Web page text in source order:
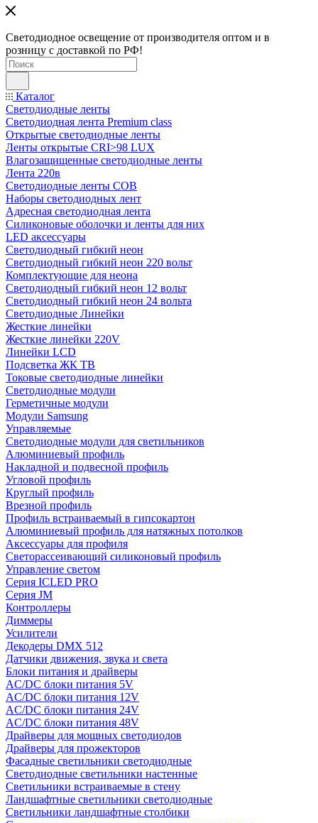
Светодиодное освещение от производителя оптом и в
розницу с доставкой по РФ!
Каталог
Светодиодные ленты
Светодиодная лента Premium class
Открытые светодиодные ленты
Ленты открытые CRI>98 LUX
Влагозащищенные светодиодные ленты
Лента 220в
Светодиодные ленты COB
Наборы светодиодных лент
Адресная светодиодная лента
Силиконовые оболочки и ленты для них
LED аксессуары
Светодиодный гибкий неон
Светодиодный гибкий неон 220 вольт
Комплектующие для неона
Светодиодный гибкий неон 12 вольт
Светодиодный гибкий неон 24 вольта
Светодиодные Линейки
Жесткие линейки
Жесткие линейки 220V
Линейки LCD
Подсветка ЖК ТВ
Токовые светодиодные линейки
Светодиодные модули
Герметичные модули
Модули Samsung
Управляемые
Светодиодные модули для светильников
Алюминиевый профиль
Накладной и подвесной профиль
Угловой профиль
Круглый профиль
Врезной профиль
Профиль встраиваемый в гипсокартон
Алюминиевый профиль для натяжных потолков
Аксессуары для профиля
Светорассеивающий силиконовый профиль
Управление светом
Серия ICLED PRO
Серия JM
Контроллеры
Диммеры
Усилители
Декодеры DMX 512
Датчики движения, звука и света
Блоки питания и драйверы
AC/DC блоки питания 5V
AC/DC блоки питания 12V
AC/DC блоки питания 24V
AC/DC блоки питания 48V
Драйверы для мощных светодиодов
Драйверы для прожекторов
Фасадные светильники светодиодные
Светодиодные светильники настенные
Светильники встраиваемые в стену
Ландшафтные светильники светодиодные
Светильники ландшафтные столбики